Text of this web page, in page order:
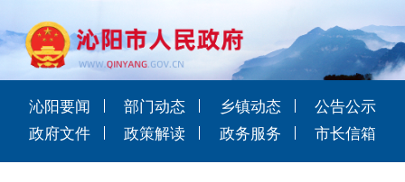
沁阳要闻 部门动态 乡镇动态
公告公示
政府文件
政策解读 政务服务 市长信箱